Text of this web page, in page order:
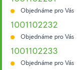
Objednáme pro Vás
1001102232
Objednáme pro Vás
1001102233
Objednáme pro Vás